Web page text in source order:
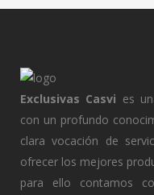
Exclusivas Casvi es
con un profundo
clara vocación de
ofrecer los mejores
para ello contamos